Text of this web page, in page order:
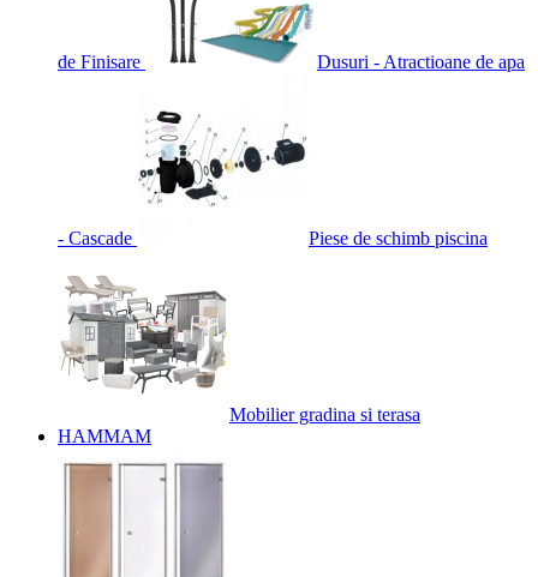
de Finisare Dusuri - Atractioane de apa
- Cascade Piese de schimb piscina
Mobilier gradina si terasa
HAMMAM